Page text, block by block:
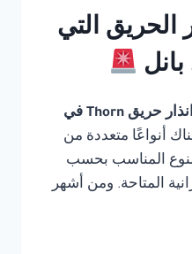
الحريق التي
صيانة نظام انذار حريق Thorn في
أنواعًا متعددة من
النوع المناسب بحسب
المتاحة. ومن أشهر